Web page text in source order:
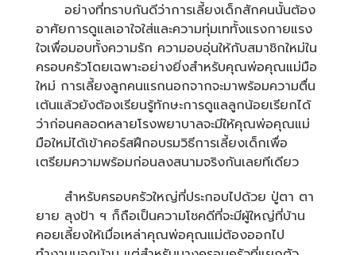
อย่างที่ทราบกันดีว่าการเลี้ยงเด็กสักคนนั้นต้อง
อาศัยการดูแลเอาใจใส่และความทุ่มเททั้งแรงกายแรง
ใจเพื่อมอบทั้งความรัก ความอบอุ่นให้กับสมาชิกใหม่ใน
ครอบครัวโดยเฉพาะอย่างยิ่งสำหรับคุณพ่อคุณแม่มือ
ใหม่ การเลี้ยงลูกคนแรกนอกจากจะมาพร้อมความตื่น
เต้นแล้วยังต้องเรียนรู้ทักษะการดูแลลูกน้อยเรียกได้
ว่าก่อนคลอดหลายโรงพยาบาลจะมีให้คุณพ่อคุณแม่
มือใหม่ได้เข้าคอร์สฝึกอบรมวิธีการเลี้ยงเด็กเพื่อ
เตรียมความพร้อมก่อนลงสนามจริงกันเลยทีเดียว
สำหรับครอบครัวใหญ่ที่ประกอบไปด้วย ปู่ตา ตา
ยาย ลุงป้า ฯ ก็ถือเป็นความโชคดีที่จะมีผู้ใหญ่ที่บ้าน
คอยเลี้ยงให้เมื่อเหล่าคุณพ่อคุณแม่ต้องออกไป